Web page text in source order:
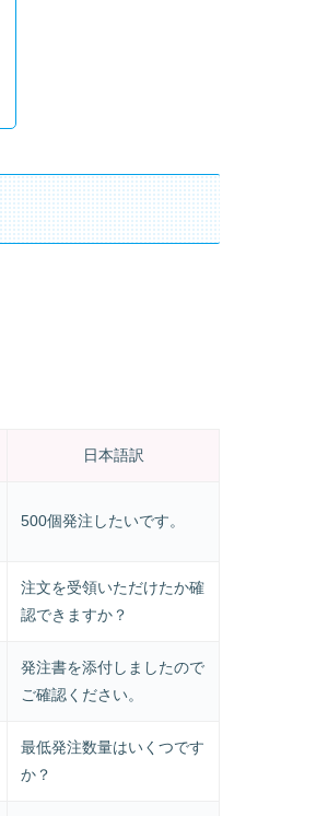
日本語訳
500個発注したいです。
注文を受領いただけたか確
認できますか？
発注書を添付しましたので
ご確認ください。
最低発注数量はいくつです
か？